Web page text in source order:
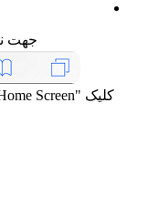
جهت